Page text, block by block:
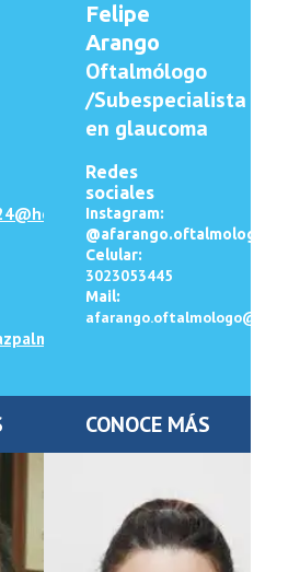
Felipe
Arango
Oftalmólogo
/Subespecialista
en glaucoma
Redes
sociales
Instagram:
@afarango.oftalmologo
Celular:
3023053445
Mail:
CONOCE MÁS